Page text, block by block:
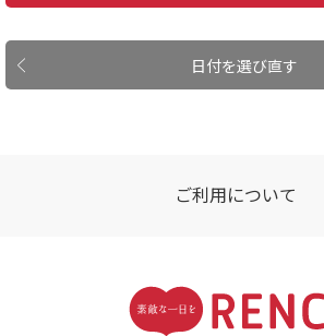
日付を選び直す
ご利用について
【ご注文（インターネット）】
24時間年中無休